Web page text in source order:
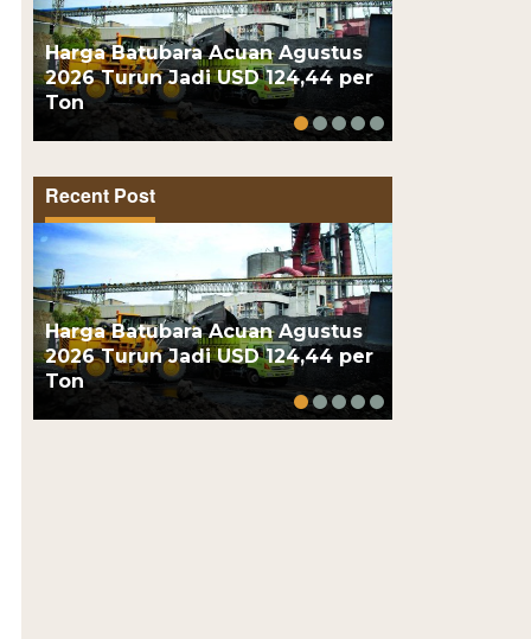
Harga Batubara Acuan Agustus
2026 Turun Jadi USD 124,44 per
Ton
Recent Post
Harga Batubara Acuan Agustus
2026 Turun Jadi USD 124,44 per
Ton